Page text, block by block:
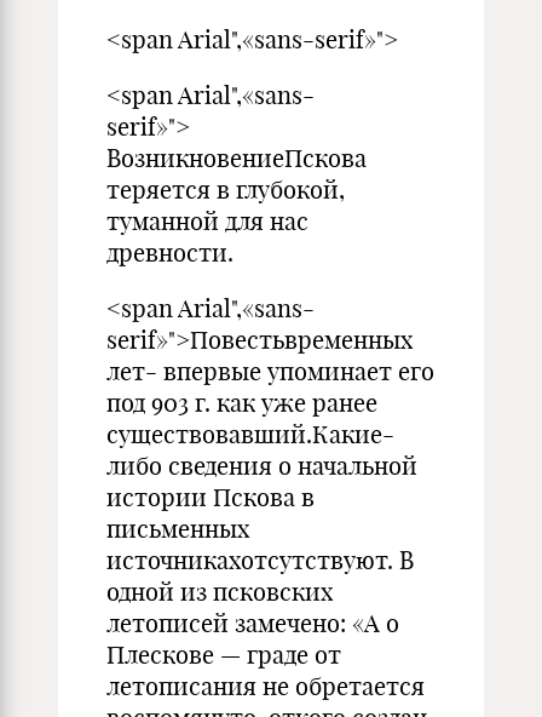
<span Arial",«sans-serif»">
<span Arial",«sans-
serif»">
ВозникновениеПскова
теряется в глубокой,
туманной для нас
древности.
<span Arial",«sans-
serif»">Повестьвременных
лет- впервые упоминает его
под 903 г. как уже ранее
существовавший.Ка­кие-
либо сведения о начальной
истории Пскова в
письменных
источникахотсутствуют. В
одной из псковских
летописей замечено: «А о
Плескове — граде от
летописания не обретается